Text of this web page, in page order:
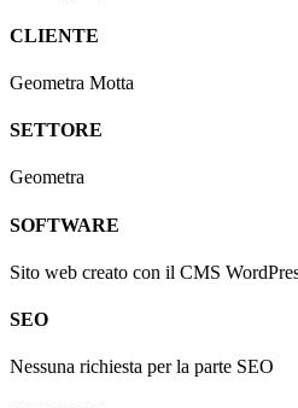
CLIENTE
Geometra Motta
SETTORE
Geometra
SOFTWARE
Sito web creato con il CMS
SEO
Nessuna richiesta per la parte SEO